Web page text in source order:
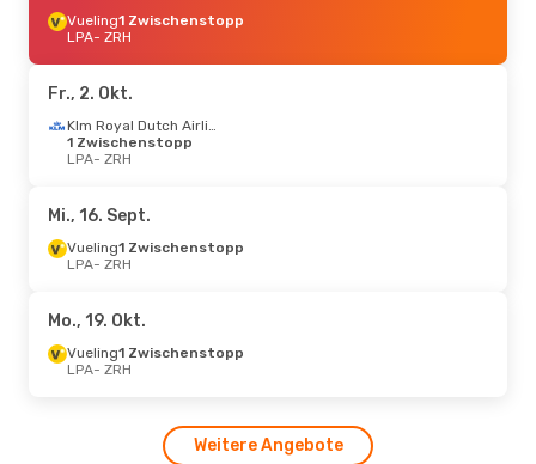
Iberia1 Zwischenstopp
LPA- ZRH
ZRH- LPA
Do., 24. Sept.- So., 27. Sept.
TAP Portugal
ZRH- LPA
So., 16. Aug.
LPA- ZRH
Iberia1 Zwischenstopp
ZRH- LPA
Vueling1 Zwischenstopp
LPA- ZRH
Fr., 2. Okt.
Klm Royal Dutch Airlines
1 Zwischenstopp
LPA- ZRH
Mi., 16. Sept.
Vueling1 Zwischenstopp
LPA- ZRH
Mo., 19. Okt.
Vueling1 Zwischenstopp
LPA- ZRH
Weitere Angebote